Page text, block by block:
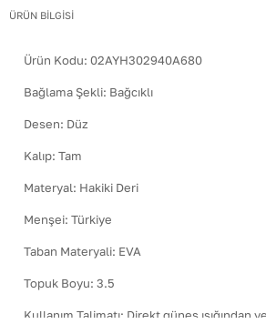
ÜRÜN BİLGİSİ
Ürün Kodu: 02AYH302940A680
Bağlama Şekli: Bağcıklı
Desen: Düz
Kalıp: Tam
Materyal: Hakiki Deri
Menşei: Türkiye
Taban Materyali: EVA
Topuk Boyu: 3.5
Kullanım Talimatı: Direkt güneş ışığından